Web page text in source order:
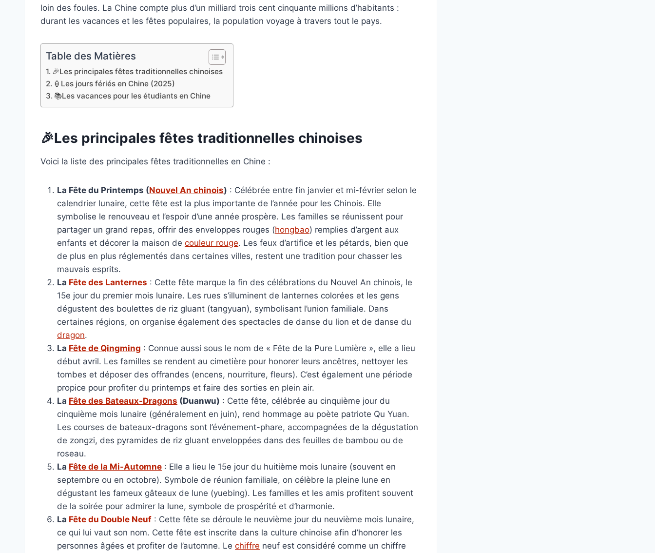
loin des foules. La Chine compte plus d’un milliard trois cent cinquante millions d’habitants :
durant les vacances et les fêtes populaires, la population voyage à travers tout le pays.
Table des Matières
🎉Les principales fêtes traditionnelles chinoises
🏮Les jours fériés en Chine (2025)
📚Les vacances pour les étudiants en Chine
🎉Les principales fêtes traditionnelles chinoises
Voici la liste des principales fêtes traditionnelles en Chine :
La Fête du Printemps (Nouvel An chinois) : Célébrée entre fin janvier et mi-février selon le
calendrier lunaire, cette fête est la plus importante de l’année pour les Chinois. Elle
symbolise le renouveau et l’espoir d’une année prospère. Les familles se réunissent pour
partager un grand repas, offrir des enveloppes rouges (hongbao) remplies d’argent aux
enfants et décorer la maison de couleur rouge. Les feux d’artifice et les pétards, bien que
de plus en plus réglementés dans certaines villes, restent une tradition pour chasser les
mauvais esprits.
La Fête des Lanternes : Cette fête marque la fin des célébrations du Nouvel An chinois, le
15e jour du premier mois lunaire. Les rues s’illuminent de lanternes colorées et les gens
dégustent des boulettes de riz gluant (tangyuan), symbolisant l’union familiale. Dans
certaines régions, on organise également des spectacles de danse du lion et de danse du
dragon.
La Fête de Qingming : Connue aussi sous le nom de « Fête de la Pure Lumière », elle a lieu
début avril. Les familles se rendent au cimetière pour honorer leurs ancêtres, nettoyer les
tombes et déposer des offrandes (encens, nourriture, fleurs). C’est également une période
propice pour profiter du printemps et faire des sorties en plein air.
La Fête des Bateaux-Dragons (Duanwu) : Cette fête, célébrée au cinquième jour du
cinquième mois lunaire (généralement en juin), rend hommage au poète patriote Qu Yuan.
Les courses de bateaux-dragons sont l’événement-phare, accompagnées de la dégustation
de zongzi, des pyramides de riz gluant enveloppées dans des feuilles de bambou ou de
roseau.
La Fête de la Mi-Automne : Elle a lieu le 15e jour du huitième mois lunaire (souvent en
septembre ou en octobre). Symbole de réunion familiale, on célèbre la pleine lune en
dégustant les fameux gâteaux de lune (yuebing). Les familles et les amis profitent souvent
de la soirée pour admirer la lune, symbole de prospérité et d’harmonie.
La Fête du Double Neuf : Cette fête se déroule le neuvième jour du neuvième mois lunaire,
ce qui lui vaut son nom. Cette fête est inscrite dans la culture chinoise afin d’honorer les
personnes âgées et profiter de l’automne. Le chiffre neuf est considéré comme un chiffre